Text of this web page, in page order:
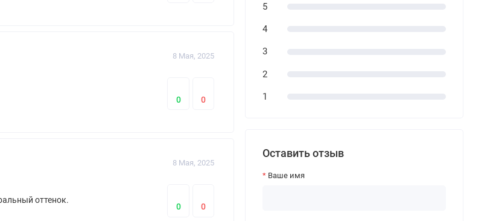
8 Мая, 2025
0 0
8 Мая, 2025
оттенок.
0 0
5
4
3
2
1
Оставить отзыв
Ваше имя